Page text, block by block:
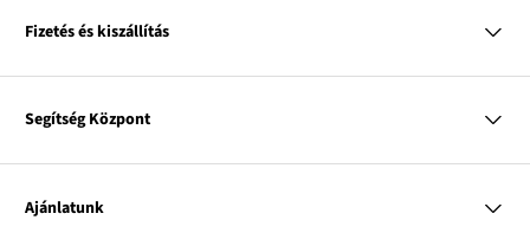
Fizetés és kiszállítás
VISA
Apple pay
Magyar Posta
Segítség Központ
Kiszállítás és fizetési módok
Visszáruzás és panaszok
Ajánlatunk